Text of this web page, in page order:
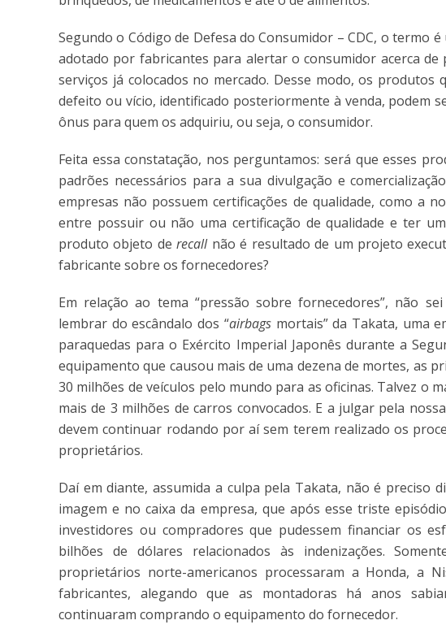
Segundo o Código de Defesa do Consumidor – CDC, o termo
adotado por fabricantes para alertar o consumidor acerca
serviços já colocados no mercado. Desse modo, os
defeito ou vício, identificado posteriormente à venda, podem
ônus para quem os adquiriu, ou seja, o consumidor.
Feita essa constatação, nos perguntamos: será que esses
padrões necessários para a sua divulgação e
empresas não possuem certificações de qualidade, como a
entre possuir ou não uma certificação de qualidade e ter
produto objeto derecallnão é resultado de um projeto
fabricante sobre os fornecedores?
Em relação ao tema “pressão sobre fornecedores”, não
lembrar do escândalo dos “airbagsmortais” da Takata, uma
paraquedas para o Exército Imperial Japonês durante a
equipamento que causou mais de uma dezena de mortes, as
30 milhões de veículos pelo mundo para as oficinas. Talvez o
mais de 3 milhões de carros convocados. E a julgar pela
devem continuar rodando por aí sem terem realizado os
proprietários.
Daí em diante, assumida a culpa pela Takata, não é preciso
imagem e no caixa da empresa, que após esse triste
investidores ou compradores que pudessem financiar os
bilhões de dólares relacionados às indenizações.
proprietários norte-americanos processaram a Honda, a
fabricantes, alegando que as montadoras há anos
continuaram comprando o equipamento do fornecedor.